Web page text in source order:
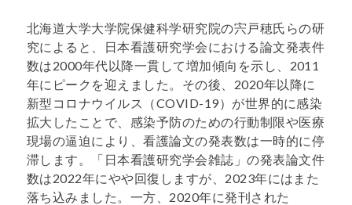
北海道大学大学院保健科学研究院の宍戸穂氏らの研
究によると、日本看護研究学会における論文発表件
数は2000年代以降一貫して増加傾向を示し、2011
年にピークを迎えました。その後、2020年以降に
新型コロナウイルス（COVID-19）が世界的に感染
拡大したことで、感染予防のための行動制限や医療
現場の逼迫により、看護論文の発表数は一時的に停
滞します。「日本看護研究学会雑誌」の発表論文件
数は2022年にやや回復しますが、2023年にはまた
落ち込みました。一方、2020年に発刊された